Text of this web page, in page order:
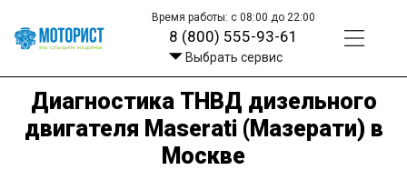
Время работы: с 08:00 до 22:00
8 (800) 555-93-61
Выбрать сервис
Диагностика ТНВД дизельного
двигателя Maserati (Мазерати) в
Москве